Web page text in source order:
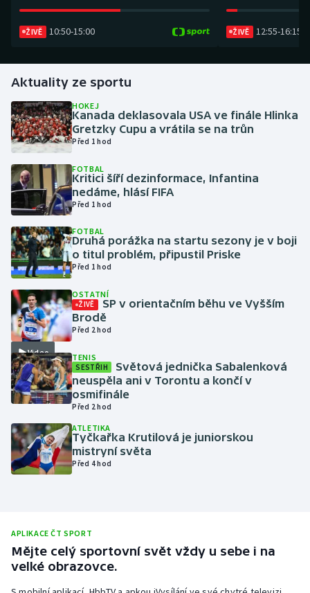
Golf
Házená
Jezdectví
Judo
Krasobruslení
Lezení
Lyže a snowboard
Moderní pětiboj
Motorsport
Olympijské hry
Parasport
Plavání
Plážový volejbal
Rychlobruslení
Rychlostní kanoistika
ŽIVĚ 10:50-15:00 ŽIVĚ 12:55-16:15
Aktuality ze sportu
HOKEJ
Kanada deklasovala USA ve finále Hlinka
Gretzky Cupu a vrátila se na trůn
Před 1 hod
FOTBAL
Kritici šíří dezinformace, Infantina
nedáme, hlásí FIFA
Před 1 hod
FOTBAL
Druhá porážka na startu sezony je v boji
o titul problém, připustil Priske
Před 1 hod
Video
OSTATNÍ
ŽIVĚ
SP v orientačním běhu ve Vyšším
Brodě
Před 2 hod
TENIS
SESTŘIH
Světová jednička Sabalenková
neuspěla ani v Torontu a končí v
osmifinále
Před 2 hod
ATLETIKA
Tyčkařka Krutilová je juniorskou
mistryní světa
Před 4 hod
APLIKACE ČT SPORT
Mějte celý sportovní svět vždy u sebe i na
velké obrazovce.